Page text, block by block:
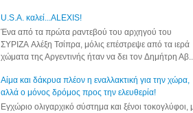
U.S.A. καλεί...ALEXIS!
Ένα από τα πρώτα ραντεβού του αρχηγού του
ΣΥΡΙΖΑ Αλέξη Τσίπρα, μόλις επέστρεψε από τα ιερά
χώματα της Αργεντινής ήταν να δει τον Δημήτρη Αβ...
Αίμα και δάκρυα πλέον η εναλλακτική για την χώρα,
αλλά ο μόνος δρόμος προς την ελευθερία!
Εγχώριο ολιγαρχικό σύστημα και ξένοι τοκογλύφοι,